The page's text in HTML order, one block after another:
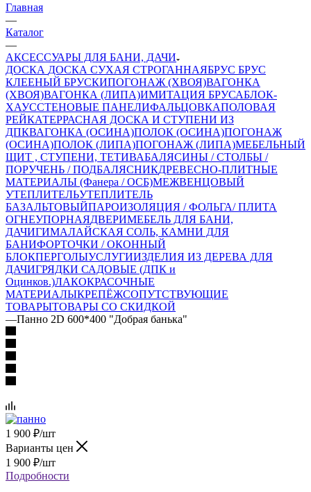
Главная
—
Каталог
—
АКСЕССУАРЫ ДЛЯ БАНИ, ДАЧИ
ДОСКА ДОСКА СУХАЯ СТРОГАННАЯБРУС БРУС
КЛЕЕНЫЙ БРУСКИПОГОНАЖ (ХВОЯ)ВАГОНКА
(ХВОЯ)ВАГОНКА (ЛИПА)ИМИТАЦИЯ БРУСАБЛОК-
ХАУССТЕНОВЫЕ ПАНЕЛИФАЛЬЦОВКАПОЛОВАЯ
РЕЙКАТЕРРАСНАЯ ДОСКА И СТУПЕНИ ИЗ
ДПКВАГОНКА (ОСИНА)ПОЛОК (ОСИНА)ПОГОНАЖ
(ОСИНА)ПОЛОК (ЛИПА)ПОГОНАЖ (ЛИПА)МЕБЕЛЬНЫЙ
ЩИТ , СТУПЕНИ, ТЕТИВАБАЛЯСИНЫ / СТОЛБЫ /
ПОРУЧЕНЬ / ПОДБАЛЯСНИКДРЕВЕСНО-ПЛИТНЫЕ
МАТЕРИАЛЫ (Фанера / ОСБ)МЕЖВЕНЦОВЫЙ
УТЕПЛИТЕЛЬУТЕПЛИТЕЛЬ
БАЗАЛЬТОВЫЙПАРОИЗОЛЯЦИЯ / ФОЛЬГА/ ПЛИТА
ОГНЕУПОРНАЯДВЕРИМЕБЕЛЬ ДЛЯ БАНИ,
ДАЧИГИМАЛАЙСКАЯ СОЛЬ, КАМНИ ДЛЯ
БАНИФОРТОЧКИ / ОКОННЫЙ
БЛОКПЕРГОЛЫУСЛУГИИЗДЕЛИЯ ИЗ ДЕРЕВА ДЛЯ
ДАЧИГРЯДКИ САДОВЫЕ (ДПК и
Оцинков.)ЛАКОКРАСОЧНЫЕ
МАТЕРИАЛЫКРЕПЁЖСОПУТСТВУЮЩИЕ
ТОВАРЫТОВАРЫ СО СКИДКОЙ
—Панно 2D 600*400 "Добрая банька"
1 900 ₽/шт
Варианты цен
1 900 ₽/шт
Подробности